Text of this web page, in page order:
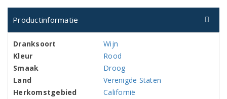
Productinformatie
Dranksoort
Wijn
Kleur
Rood
Smaak
Droog
Land
Verenigde Staten
Herkomstgebied
Californië